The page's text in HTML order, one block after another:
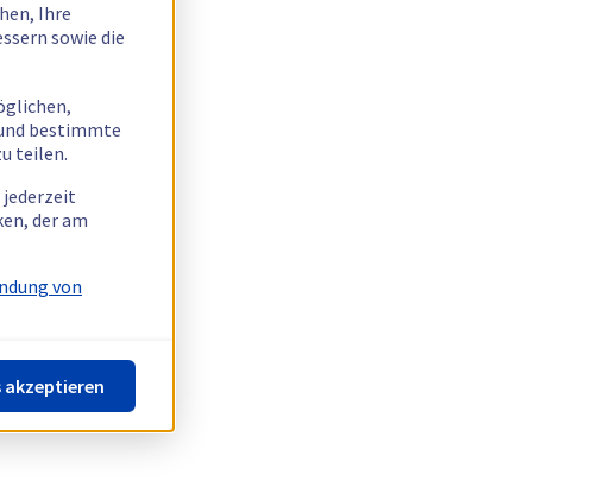
Ihre
sowie die
bestimmte
teilen.
jederzeit
der am
von
akzeptieren